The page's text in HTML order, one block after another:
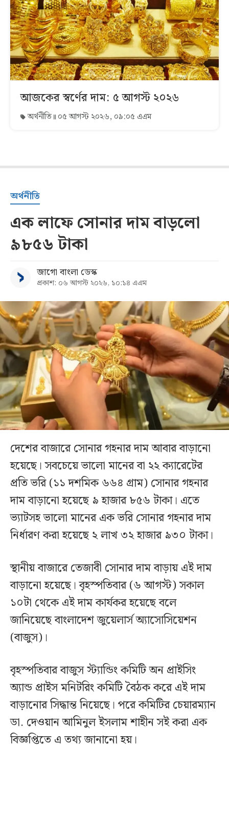
আজকের স্বর্ণের দাম: ৫ আগস্ট ২০২৬
অর্থনীতি ০৫ আগস্ট ২০২৬, ০৯:০৫ এএম
অর্থনীতি
এক লাফে সোনার দাম বাড়লো
৯৮৫৬ টাকা
জাগো বাংলা ডেস্ক
প্রকাশ: ০৬ আগস্ট ২০২৬, ১০:১৪ এএম
দেশের বাজারে সোনার গহনার দাম আবার বাড়ানো
হয়েছে। সবচেয়ে ভালো মানের বা ২২ ক্যারেটের
প্রতি ভরি (১১ দশমিক ৬৬৪ গ্রাম) সোনার গহনার
দাম বাড়ানো হয়েছে ৯ হাজার ৮৫৬ টাকা। এতে
ভ্যাটসহ ভালো মানের এক ভরি সোনার গহনার দাম
নির্ধারণ করা হয়েছে ২ লাখ ৩২ হাজার ৯৩০ টাকা।
স্থানীয় বাজারে তেজাবী সোনার দাম বাড়ায় এই দাম
বাড়ানো হয়েছে। বৃহস্পতিবার (৬ আগস্ট) সকাল
১০টা থেকে এই দাম কার্যকর হয়েছে বলে
জানিয়েছে বাংলাদেশ জুয়েলার্স অ্যাসোসিয়েশন
(বাজুস)।
বৃহস্পতিবার বাজুস স্ট্যান্ডিং কমিটি অন প্রাইসিং
অ্যান্ড প্রাইস মনিটরিং কমিটি বৈঠক করে এই দাম
বাড়ানোর সিদ্ধান্ত নিয়েছে। পরে কমিটির চেয়ারম্যান
ডা. দেওয়ান আমিনুল ইসলাম শাহীন সই করা এক
বিজ্ঞপ্তিতে এ তথ্য জানানো হয়।